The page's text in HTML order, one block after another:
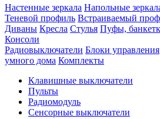
Настенные зеркала Напольные
Теневой профиль Встраиваемый
Диваны Кресла Стулья Пуфы,
Консоли
Радиовыключатели Блоки управления
умного дома Комплекты
Клавишные выключатели
Пульты
Радиомодуль
Сенсорные выключатели